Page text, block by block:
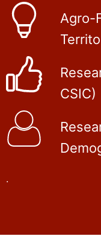
Agro-
CSIC)
.